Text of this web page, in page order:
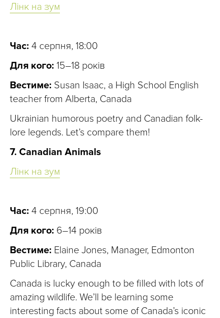
Лінк на зум
Час: 4 серпня, 18:00
Для кого: 15–18 років
Вестиме: Susan Isaac, a High School English
teacher from Alberta, Canada
Ukrainian humorous poetry and Canadian folk-
lore legends. Let’s compare them!
7. Canadian Animals
Лінк на зум
Час: 4 серпня, 19:00
Для кого: 6–14 років
Вестиме: Elaine Jones, Manager, Edmonton
Public Library, Canada
Canada is lucky enough to be filled with lots of
amazing wildlife. We’ll be learning some
interesting facts about some of Canada’s iconic